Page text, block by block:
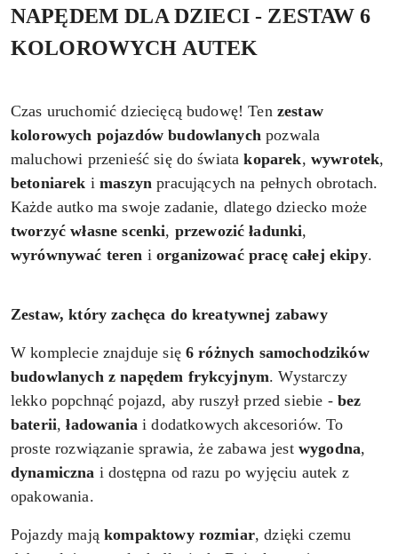
NAPĘDEM DLA DZIECI - ZESTAW 6
KOLOROWYCH AUTEK
Czas uruchomić dziecięcą budowę! Ten zestaw
kolorowych pojazdów budowlanychpozwala
maluchowi przenieść się do światakoparek, wywrotek,
betoniarek imaszyn pracujących na pełnych obrotach.
Każde autko ma swoje zadanie, dlatego dziecko może
tworzyć własne scenki, przewozić ładunki,
wyrównywać teren iorganizować pracę całej ekipy.
Zestaw, który zachęca do kreatywnej zabawy
W komplecie znajduje się6 różnych samochodzików
budowlanych z napędem frykcyjnym. Wystarczy
lekko popchnąć pojazd, aby ruszył przed siebie - bez
baterii,ładowaniai dodatkowych akcesoriów. To
proste rozwiązanie sprawia, że zabawa jest wygodna,
dynamiczna i dostępna od razu po wyjęciu autek z
opakowania.
Pojazdy mająkompaktowy rozmiar, dzięki czemu